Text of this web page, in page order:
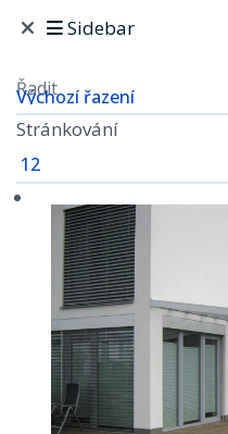
Sidebar
Řadit
Stránkování